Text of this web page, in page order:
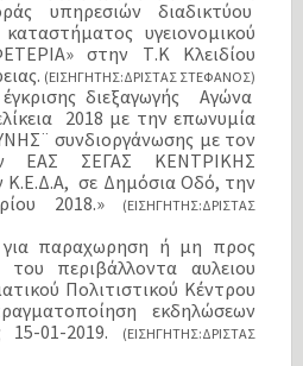
υπηρεσιών διαδικτύου
υγειονομικού
στην Τ.Κ Κλειδίου
(ΕΙΣΗΓΗΤΗΣ:ΔΡΙΣΤΑΣ ΣΤΕΦΑΝΟΣ)
διεξαγωγής Αγώνα
2018 με την επωνυμία
συνδιοργάνωσης με τον
ΕΑΣ ΣΕΓΑΣ ΚΕΝΤΡΙΚΗΣ
σε Δημόσια Οδό, την
2018.»
(ΕΙΣΗΓΗΤΗΣ:ΔΡΙΣΤΑΣ
παραχωρηση ή μη προς
περιβάλλοντα αυλειου
Πολιτιστικού Κέντρου
εκδηλώσεων
01-2019.
(ΕΙΣΗΓΗΤΗΣ:ΔΡΙΣΤΑΣ